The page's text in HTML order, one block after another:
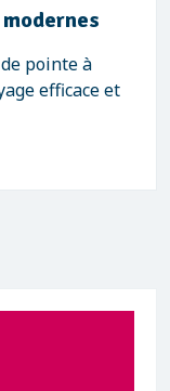
pointe à
efficace et